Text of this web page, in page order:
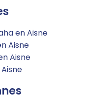
en Aisne
Aisne
Aisne